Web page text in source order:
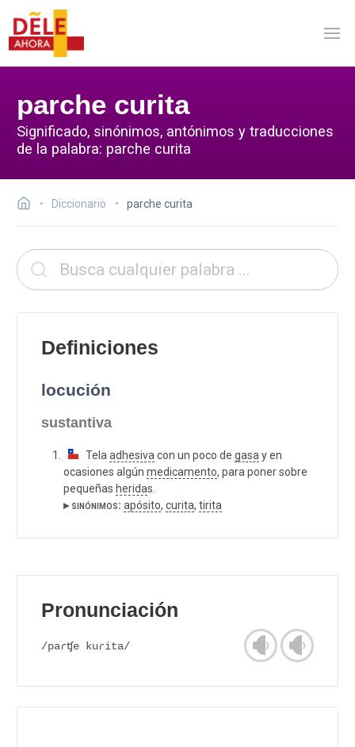
parche curita
Significado, sinónimos, antónimos y traducciones
de la palabra: parche curita
Diccionario parche curita
Definiciones
locución
sustantiva
Tela adhesiva con un poco de gasa y en
ocasiones algún medicamento, para poner sobre
pequeñas heridas.
▸ sinónimos: apósito, curita, tirita
Pronunciación
/paɾʧe kuɾita/